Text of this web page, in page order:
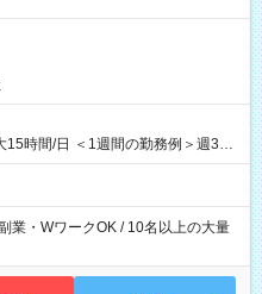
15時間/日 ＜1週間の勤務例＞週3回
土・日 好きな時にお仕事
業・WワークOK / 10名以上の大量